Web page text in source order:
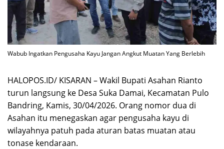
Wabub Ingatkan Pengusaha Kayu Jangan Angkut Muatan Yang Berlebih
HALOPOS.ID/ KISARAN – Wakil Bupati Asahan Rianto
turun langsung ke Desa Suka Damai, Kecamatan Pulo
Bandring, Kamis, 30/04/2026. Orang nomor dua di
Asahan itu menegaskan agar pengusaha kayu di
wilayahnya patuh pada aturan batas muatan atau
tonase kendaraan.